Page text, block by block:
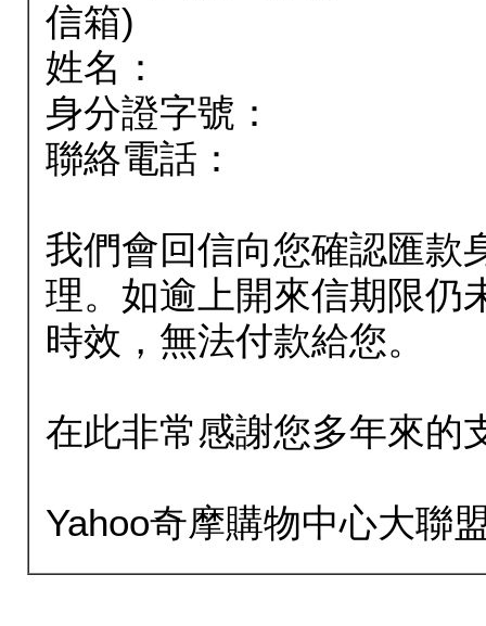
信箱)
姓名：
身分證字號：
聯絡電話：
我們會回信向您確認匯款
理。如逾上開來信期限仍
時效，無法付款給您。
在此非常感謝您多年來的
Yahoo奇摩購物中心大